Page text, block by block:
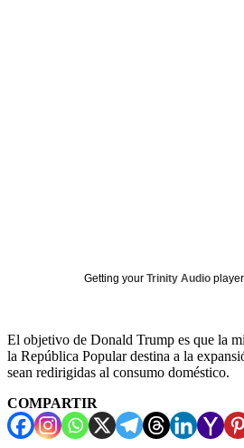
Getting your Trinity Audio player
El objetivo de Donald Trump es que la
la República Popular destina a la
sean redirigidas al consumo doméstico.
COMPARTIR